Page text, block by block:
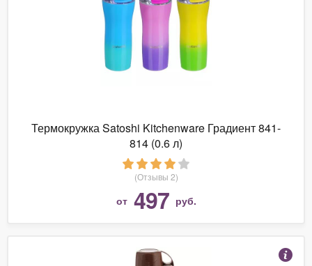
Термокружка Satoshi Kitchenware Градиент 841-
814 (0.6 л)
(Отзывы 2)
от 497 руб.